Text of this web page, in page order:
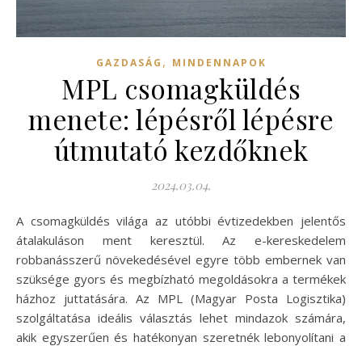
GAZDASÁG , MINDENNAPOK
MPL csomagküldés
menete: lépésről lépésre
útmutató kezdőknek
2024.03.04.
A csomagküldés világa az utóbbi évtizedekben jelentős
átalakuláson ment keresztül. Az e-kereskedelem
robbanásszerű növekedésével egyre több embernek van
szüksége gyors és megbízható megoldásokra a termékek
házhoz juttatására. Az MPL (Magyar Posta Logisztika)
szolgáltatása ideális választás lehet mindazok számára,
akik egyszerűen és hatékonyan szeretnék lebonyolítani a